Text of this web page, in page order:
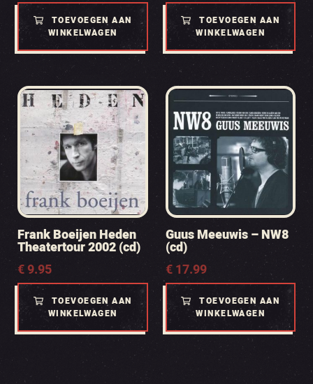
TOEVOEGEN AAN
WINKELWAGEN
TOEVOEGEN AAN
WINKELWAGEN
Frank Boeijen Heden
Theatertour 2002 (cd)
€9.95
TOEVOEGEN AAN
WINKELWAGEN
Guus Meeuwis – NW8
(cd)
€17.99
TOEVOEGEN AAN
WINKELWAGEN